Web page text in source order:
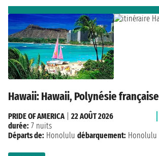
Hawaii: Hawaii, Polynésie française
PRIDE OF AMERICA| 22 AOÛT 2026
durée: 7 nuits
Départs de: Honolulu débarquement: Honolulu